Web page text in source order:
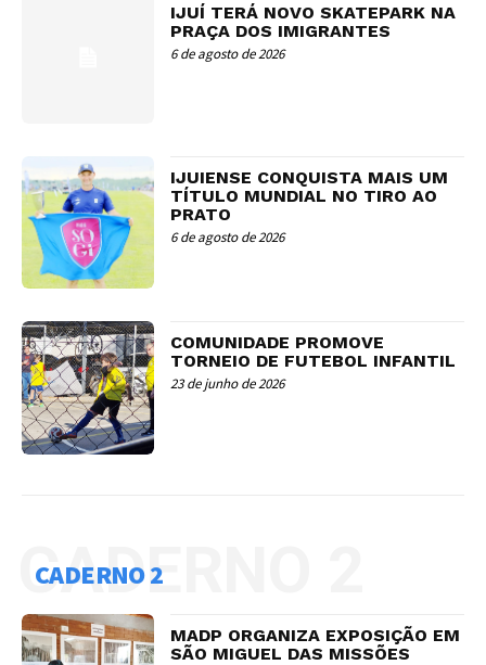
IJUÍ TERÁ NOVO SKATEPARK NA
PRAÇA DOS IMIGRANTES
6 de agosto de 2026
IJUIENSE CONQUISTA MAIS UM
TÍTULO MUNDIAL NO TIRO AO
PRATO
6 de agosto de 2026
COMUNIDADE PROMOVE
TORNEIO DE FUTEBOL INFANTIL
23 de junho de 2026
CADERNO 2
CADERNO 2
MADP ORGANIZA EXPOSIÇÃO EM
SÃO MIGUEL DAS MISSÕES